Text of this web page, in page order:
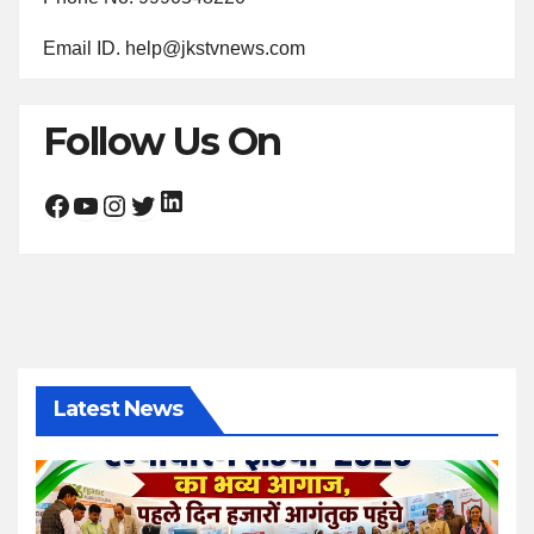
Email ID. help@jkstvnews.com
Follow Us On
Facebook YouTube Instagram Twitter LinkedIn
Latest News